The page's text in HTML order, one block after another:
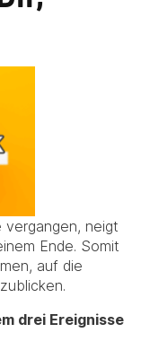
vergangen, neigt
Ende. Somit
auf die
drei Ereignisse